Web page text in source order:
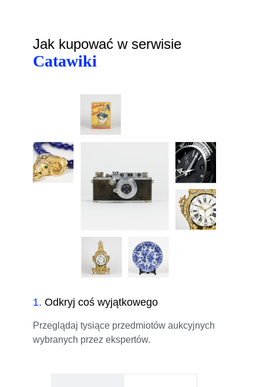
Jak kupować w serwisie
Catawiki
1. Odkryj coś wyjątkowego
Przeglądaj tysiące przedmiotów aukcyjnych
wybranych przez ekspertów.